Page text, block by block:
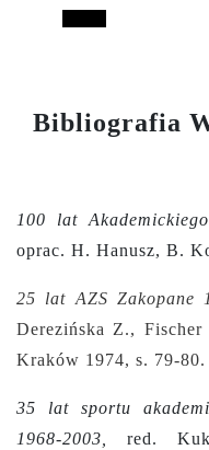
Bibliografia
100 lat
oprac. H. Hanusz, B.
25 lat AZS Zakopane
Derezińska Z.,
Kraków 1974, s. 79-80.
35 lat sportu
1968-2003,
red.